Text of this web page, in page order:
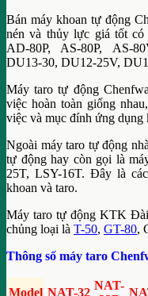
Bán máy khoan tự động
nén và thủy lực giá tốt
AD-80P, AS-80P, AS-
DU13-30, DU12-25V,
Máy taro tự động
việc hoàn toàn giống
việc và mục đính ứng dụng
Ngoài máy taro tự động
tự động hay còn gọi là
25T, LSY-16T. Đây là
khoan và taro.
Máy taro tự động KTK
chủng loại là T-50, GT-80,
Thông số máy taro
Model NAT-32
NAT-